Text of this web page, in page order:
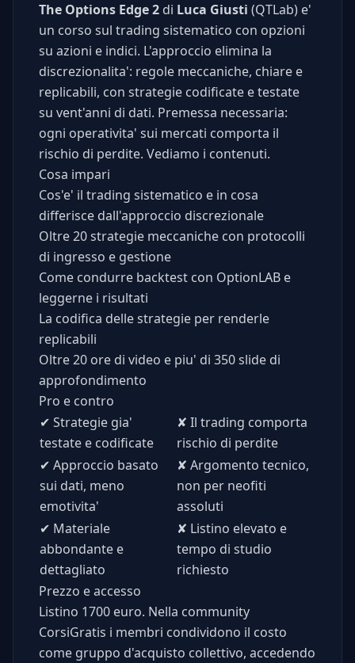
The Options Edge 2 di Luca Giusti (QTLab) e'
un corso sul trading sistematico con opzioni
su azioni e indici. L'approccio elimina la
discrezionalita': regole meccaniche, chiare e
replicabili, con strategie codificate e testate
su vent'anni di dati. Premessa necessaria:
ogni operativita' sui mercati comporta il
rischio di perdite. Vediamo i contenuti.
Cosa impari
Cos'e' il trading sistematico e in cosa
differisce dall'approccio discrezionale
Oltre 20 strategie meccaniche con protocolli
di ingresso e gestione
Come condurre backtest con OptionLAB e
leggerne i risultati
La codifica delle strategie per renderle
replicabili
Oltre 20 ore di video e piu' di 350 slide di
approfondimento
Pro e contro
✔ Strategie gia'
testate e codificate
✘ Il trading comporta
rischio di perdite
✔ Approccio basato
sui dati, meno
emotivita'
✘ Argomento tecnico,
non per neofiti
assoluti
✔ Materiale
abbondante e
dettagliato
✘ Listino elevato e
tempo di studio
richiesto
Prezzo e accesso
Listino 1700 euro. Nella community
CorsiGratis i membri condividono il costo
come gruppo d'acquisto collettivo, accedendo